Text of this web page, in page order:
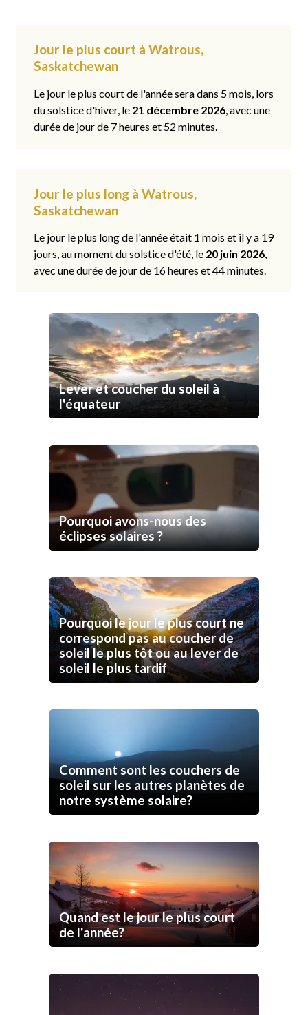
Jour le plus court à Watrous,
Saskatchewan
Le jour le plus court de l'année sera dans 5 mois, lors
du solstice d'hiver, le 21 décembre 2026, avec une
durée de jour de 7 heures et 52 minutes.
Jour le plus long à Watrous,
Saskatchewan
Le jour le plus long de l'année était 1 mois et il y a 19
jours, au moment du solstice d'été, le 20 juin 2026,
avec une durée de jour de 16 heures et 44 minutes.
Lever et coucher du soleil à
l'équateur
Pourquoi avons-nous des
éclipses solaires ?
Pourquoi le jour le plus court ne
correspond pas au coucher de
soleil le plus tôt ou au lever de
soleil le plus tardif
Comment sont les couchers de
soleil sur les autres planètes de
notre système solaire?
Quand est le jour le plus court
de l'année?